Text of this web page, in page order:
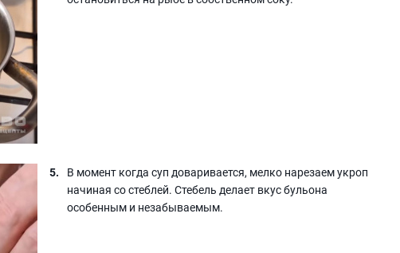
В момент когда суп доваривается, мелко нарезаем укроп
начиная со стеблей. Стебель делает вкус бульона
особенным и незабываемым.